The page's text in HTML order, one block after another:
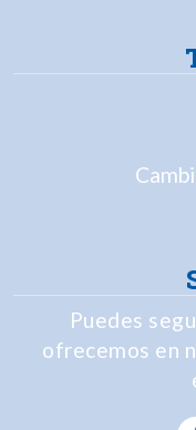
Puedes
ofrecemos en